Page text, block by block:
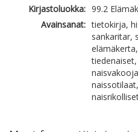
Kirjastoluokka: 99.2
Avainsanat: tietokirja,
sankaritar,